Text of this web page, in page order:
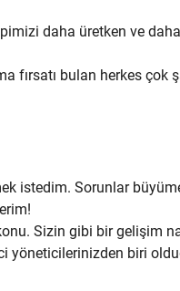
daha üretken ve
fırsatı bulan herkes çok
istedim. Sorunlar
Sizin gibi bir gelişim
yöneticilerinizden biri